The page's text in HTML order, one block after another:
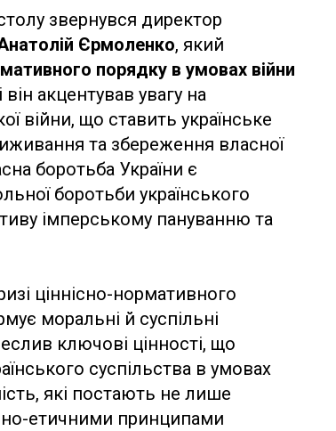
звернувся директор
Єрмоленко, який
порядку в умовах війни
він акцентував увагу на
війни, що ставить українське
та збереження власної
боротьба України є
боротьби українського
імперському пануванню та
ціннісно-нормативного
моральні й суспільні
ключові цінності, що
суспільства в умовах
які постають не лише
етичними принципами